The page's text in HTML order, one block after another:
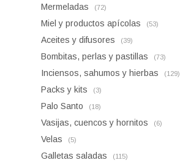
Mermeladas (72)
Miel y productos apícolas (53)
Aceites y difusores (39)
Bombitas, perlas y pastillas (73)
Inciensos, sahumos y hierbas (129)
Packs y kits (3)
Palo Santo (18)
Vasijas, cuencos y hornitos (6)
Velas (5)
Galletas saladas (115)